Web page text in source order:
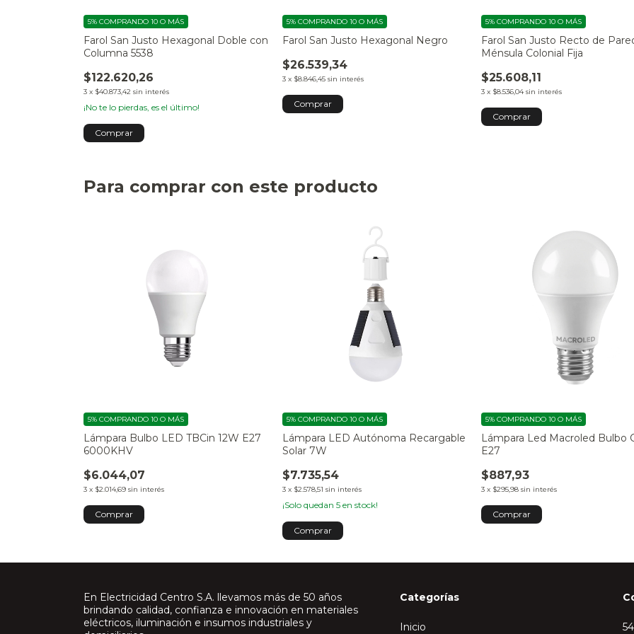
Farol San Justo Hexagonal Doble con
Columna 5538
$122.620,26
3 x $40.873,42 sin interés
5% COMPRANDO 10 O MÁS
¡No te lo pierdas, es el último!
Farol San Justo Hexagonal Negro
$26.539,34
3 x $8.846,45 sin interés
5% COMPRANDO 10 O MÁS
Farol San Justo Recto de
Ménsula Colonial Fija
$25.608,11
3 x $8.536,04 sin interés
5% COMPRANDO 10 O MÁS
Para comprar con este producto
Lámpara Bulbo LED TBCin 12W E27
6000KHV
$6.044,07
3 x $2.014,69 sin interés
5% COMPRANDO 10 O MÁS
Lámpara LED Autónoma Recargable
Solar 7W
$7.735,54
3 x $2.578,51 sin interés
5% COMPRANDO 10 O MÁS
¡Solo quedan 5 en stock!
Lámpara Led Macroled Bulbo
E27
$887,93
3 x $295,98 sin interés
5% COMPRANDO 10 O MÁS
Comprar
En Electricidad Centro S.A. llevamos más de 50 años
brindando calidad, confianza e innovación en materiales
eléctricos, iluminación e insumos industriales y
Categorías
Inicio